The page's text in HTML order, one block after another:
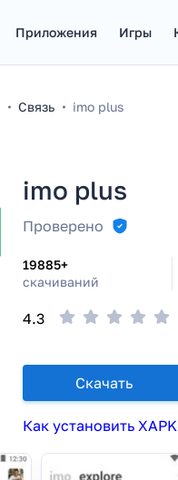
Приложения Игры
Связь imo plus
imo plus
Проверено
19885+
скачиваний
4.3
Скачать
Как установить